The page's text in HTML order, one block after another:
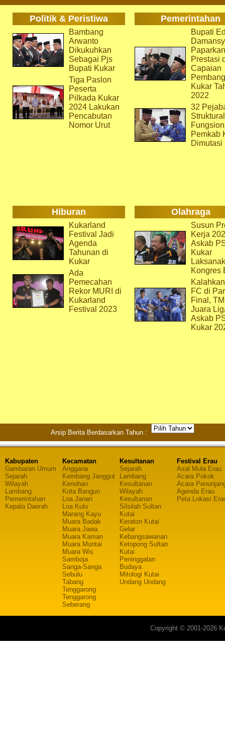
Politik & Peristiwa Pemerintahan
Bambang
Arwanto
Dikukuhkan
Sebagai Pjs
Bupati Kukar
Tiga Paslon
Peserta
Pilkada Kukar
2024 Lakukan
Pencabutan
Nomor Urut
Bupati
Paparkan
Prestasi
Capaian
Kukar
2022
32
Pemkab
Dimutasi
Hiburan Olahraga
Kukarland
Festival Jadi
Agenda
Tahunan di
Kukar
Ada
Pemecahan
Rekor MURI di
Kukarland
Festival 2023
Susun
Kerja
Askab
Kukar
Kongres
FC di
Final,
Juara
Askab
Kukar
Arsip Berita Berdasarkan Tahun :
Kabupaten
Gambaran Umum
Sejarah
Wilayah
Lambang
Pemerintahan
Kepala Daerah
Kecamatan
Anggana
Kembang Janggut
Kenohan
Kota Bangun
Loa Janan
Loa Kulu
Marang Kayu
Muara Badak
Muara Jawa
Muara Kaman
Muara Muntai
Muara Wis
Samboja
Sanga-Sanga
Sebulu
Tabang
Tenggarong
Tenggarong
Seberang
Kesultanan
Sejarah
Lambang
Kesultanan
Wilayah
Kesultanan
Silsilah Sultan
Kutai
Keraton Kutai
Gelar
Kebangsawanan
Ketopong Sultan
Kutai
Peninggalan
Budaya
Mitologi Kutai
Undang Undang
Festival Erau
Asal Mula Erau
Acara Pokok
Acara
Agenda Erau
Peta Lokasi
Copyright © 2001-2026